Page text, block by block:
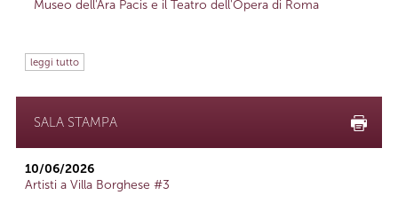
Museo dell'Ara Pacis e il Teatro dell'Opera di Roma
leggi tutto
SALA STAMPA
10/06/2026
Artisti a Villa Borghese #3